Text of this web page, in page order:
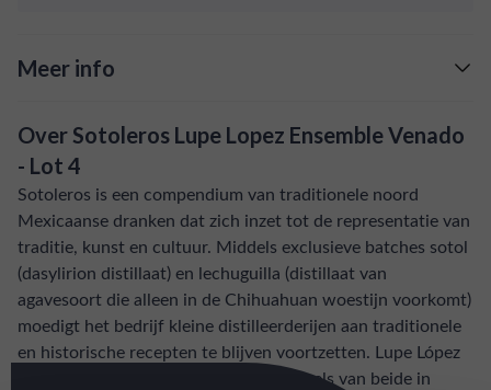
recepten te blijven voortzetten. Lupe López
ensemble braadt hij dasylirion en agave 48 tot 96 uur
in een ondergrondse, ketelvormige pit. Vervolgens
maalt hij de planten handmatig met een houten
hamer. Het maalsel wordt dan 4 tot 5 dagen
gefermenteerd met natuurlijk bronwater met wilde
gist. De tweede distillatie wordt versterkt met
hertenvlees en laurierblad, resulterend in een uiterst
bijzondere pechuga waarvan slechts 88 flessen
verkrijgbaar zijn.
Meer info
Snelle levering
artikel vermeld)
Behulpzameen goed bereikbare klantenservice.
Over Sotoleros Lupe Lopez Ensemble Venado
- Lot 4
Sotoleros is een compendium van traditionele noord
Mexicaanse dranken dat zich inzet tot de representatie van
traditie, kunst en cultuur. Middels exclusieve batches sotol
(dasylirion distillaat) en lechuguilla (distillaat van
agavesoort die alleen in de Chihuahuan woestijn voorkomt)
moedigt het bedrijf kleine distilleerderijen aan traditionele
en historische recepten te blijven voortzetten. Lupe López
produceert sotol, lechuguilla en mengsels van beide in